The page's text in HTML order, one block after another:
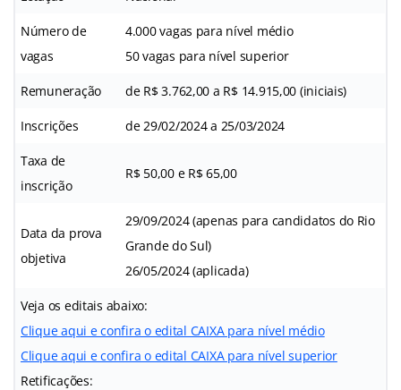
Número de
vagas
4.000 vagas para nível médio
50 vagas para nível superior
Remuneração de R$ 3.762,00 a R$ 14.915,00 (iniciais)
Inscrições de 29/02/2024 a 25/03/2024
Taxa de
inscrição
R$ 50,00 e R$ 65,00
Data da prova
objetiva
29/09/2024 (apenas para candidatos do Rio
Grande do Sul)
26/05/2024 (aplicada)
Veja os editais abaixo:
Clique aqui e confira o edital CAIXA para nível médio
Clique aqui e confira o edital CAIXA para nível superior
Retificações: